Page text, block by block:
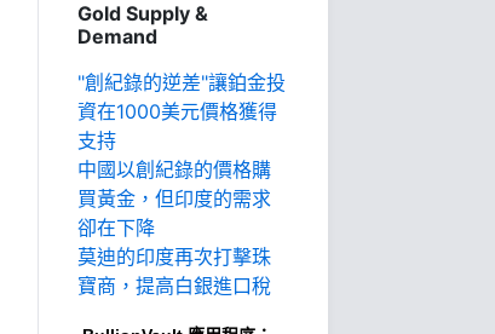
Gold Supply &
Demand
"創紀錄的逆差"讓鉑金投
資在1000美元價格獲得
支持
中國以創紀錄的價格購
買黃金，但印度的需求
卻在下降
莫迪的印度再次打擊珠
寶商，提高白銀進口稅